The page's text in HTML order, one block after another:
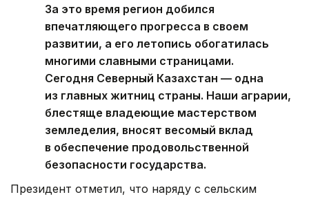
За это время регион добился
впечатляющего прогресса в своем
развитии, а его летопись обогатилась
многими славными страницами.
Сегодня Северный Казахстан — одна
из главных житниц страны. Наши аграрии,
блестяще владеющие мастерством
земледелия, вносят весомый вклад
в обеспечение продовольственной
безопасности государства.
Президент отметил, что наряду с сельским